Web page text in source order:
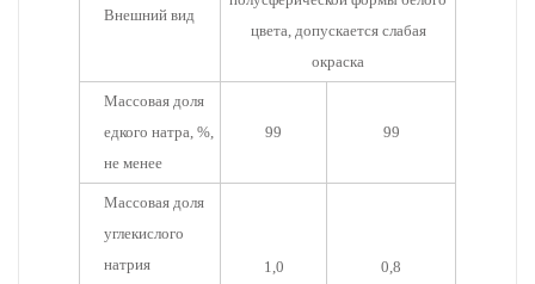
Внешний вид
цвета, допускается слабая
окраска
Массовая доля
едкого натра, %,
не менее
99 99
Массовая доля
углекислого
натрия
1,0 0,8